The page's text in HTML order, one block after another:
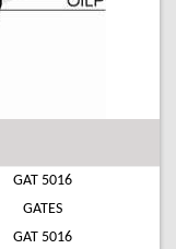
GAT 5016
GATES
GAT 5016